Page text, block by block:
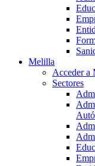
Melilla
Acceder a
Sectores